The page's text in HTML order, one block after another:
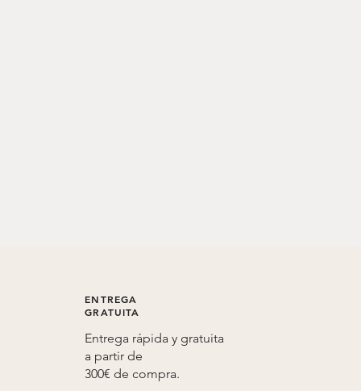
ENTREGA
GRATUITA
Entrega rápida y gratuita
a partir de
300€ de compra.